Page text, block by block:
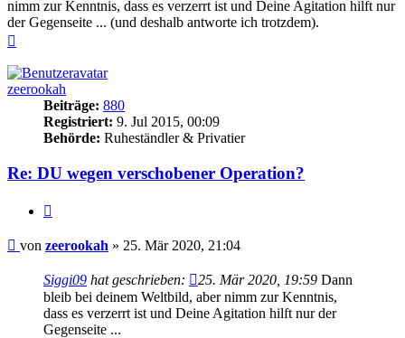
nimm zur Kenntnis, dass es verzerrt ist und Deine Agitation hilft nur
der Gegenseite ... (und deshalb antworte ich trotzdem).
zeerookah
Beiträge: 880
Registriert: 9. Jul 2015, 00:09
Behörde: Ruheständler & Privatier
Re: DU wegen verschobener Operation?
Beitrag
von zeerookah » 25. Mär 2020, 21:04
Siggi09 hat geschrieben: 25. Mär 2020, 19:59 Dann
bleib bei deinem Weltbild, aber nimm zur Kenntnis,
dass es verzerrt ist und Deine Agitation hilft nur der
Gegenseite ...